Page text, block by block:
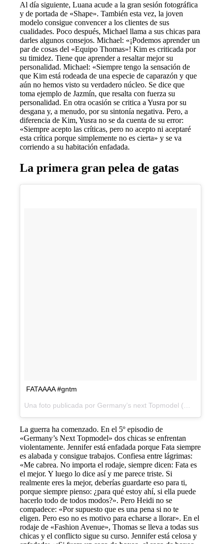
Al día siguiente, Luana acude a la gran sesión fotográfica
y de portada de «Shape». También esta vez, la joven
modelo consigue convencer a los clientes de sus
cualidades. Poco después, Michael llama a sus chicas para
darles algunos consejos. Michael: «¡Podemos aprender un
par de cosas del «Equipo Thomas»! Kim es criticada por
su timidez. Tiene que aprender a resaltar mejor su
personalidad. Michael: «Siempre tengo la sensación de
que Kim está rodeada de una especie de caparazón y que
aún no hemos visto su verdadero núcleo. Se dice que
toma ejemplo de Jazmín, que resalta con fuerza su
personalidad. En otra ocasión se critica a Yusra por su
desgana y, a menudo, por su sintonía negativa. Pero, a
diferencia de Kim, Yusra no se da cuenta de su error:
«Siempre acepto las críticas, pero no acepto ni aceptaré
esta crítica porque simplemente no es cierta» y se va
corriendo a su habitación enfadada.
La primera gran pelea de gatas
FATAAAA #gntm
Una foto publicada por Germany’s next Topmodel (@germanysnexttopmodel) el
La guerra ha comenzado. En el 5º episodio de
«Germany’s Next Topmodel» dos chicas se enfrentan
violentamente. Jennifer está enfadada porque Fata siempre
es alabada y consigue trabajos. Confiesa entre lágrimas:
«Me cabrea. No importa el rodaje, siempre dicen: Fata es
el mejor. Y luego lo dice así y me parece triste. Si
realmente eres la mejor, deberías guardarte eso para ti,
porque siempre pienso: ¿para qué estoy ahí, si ella puede
hacerlo todo de todos modos?». Pero Heidi no se
compadece: «Por supuesto que es una pena si no te
eligen. Pero eso no es motivo para echarse a llorar». En el
rodaje de «Fashion Avenue», Thomas se lleva a todas sus
chicas y el conflicto sigue su curso. Jennifer está celosa y